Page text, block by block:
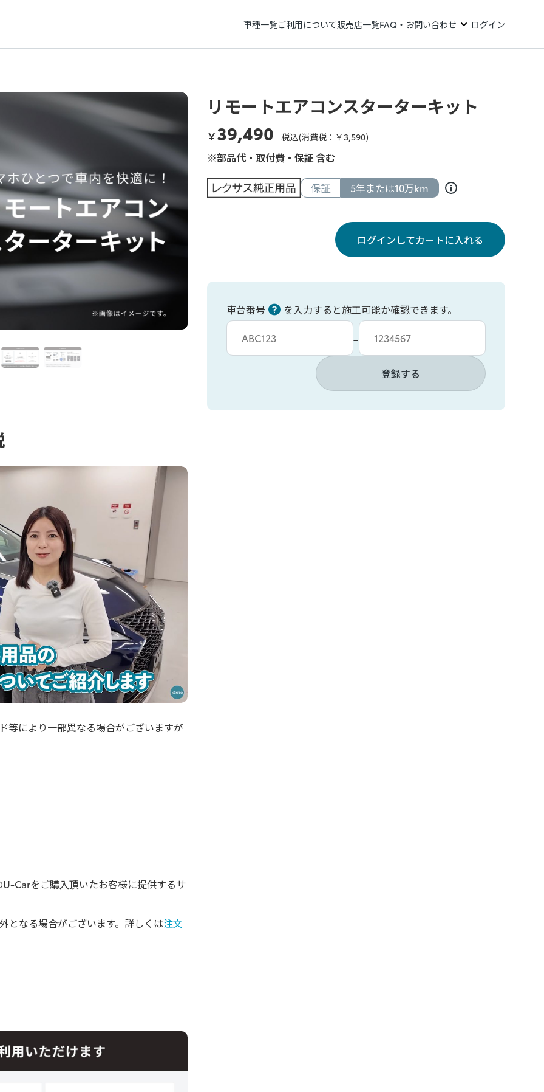
車種一覧ご利用について販売店一覧FAQ・お問い合わせ ログイン
リモートエアコンスターターキット
￥39,490 税込(消費税：￥3,590)
※部品代・取付費・保証 含む
保証 5年または10万km
ログインしてカートに入れる
車台番号 を入力すると施工可能か確認できます。
車台カタシキ入力
−
車台番号入力
登録する
等により一部異なる場合がございますが
Carをご購入頂いたお客様に提供するサ
となる場合がございます。詳しくは注文